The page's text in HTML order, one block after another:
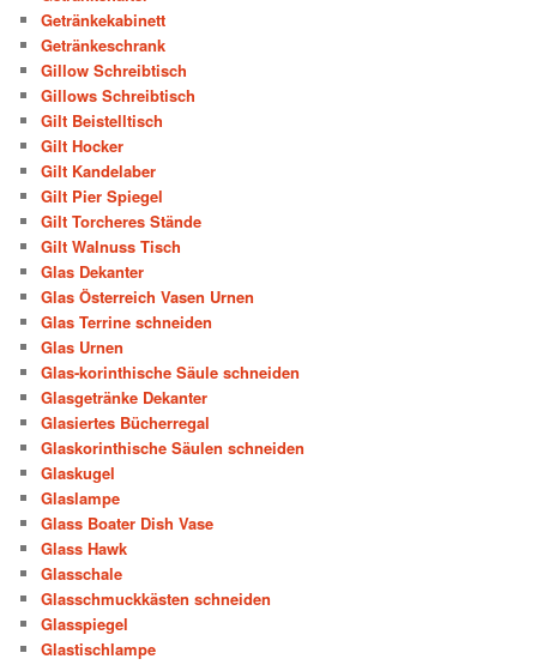
Getränkekabinett
Getränkeschrank
Gillow Schreibtisch
Gillows Schreibtisch
Gilt Beistelltisch
Gilt Hocker
Gilt Kandelaber
Gilt Pier Spiegel
Gilt Torcheres Stände
Gilt Walnuss Tisch
Glas Dekanter
Glas Österreich Vasen Urnen
Glas Terrine schneiden
Glas Urnen
Glas-korinthische Säule schneiden
Glasgetränke Dekanter
Glasiertes Bücherregal
Glaskorinthische Säulen schneiden
Glaskugel
Glaslampe
Glass Boater Dish Vase
Glass Hawk
Glasschale
Glasschmuckkästen schneiden
Glasspiegel
Glastischlampe